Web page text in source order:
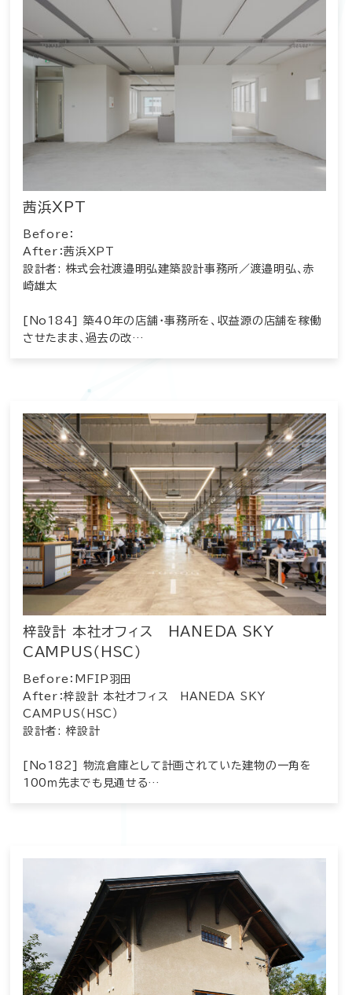
茜浜XPT
Before：
After：茜浜XPT
設計者: 株式会社渡邉明弘建築設計事務所／渡邉明弘、赤
崎雄太
[No184] 築40年の店舗・事務所を、収益源の店舗を稼働
させたまま、過去の改…
梓設計 本社オフィス HANEDA SKY
CAMPUS（HSC）
Before：MFIP羽田
After：梓設計 本社オフィス HANEDA SKY
CAMPUS（HSC）
設計者: 梓設計
[No182] 物流倉庫として計画されていた建物の一角を
100ｍ先までも見通せる…